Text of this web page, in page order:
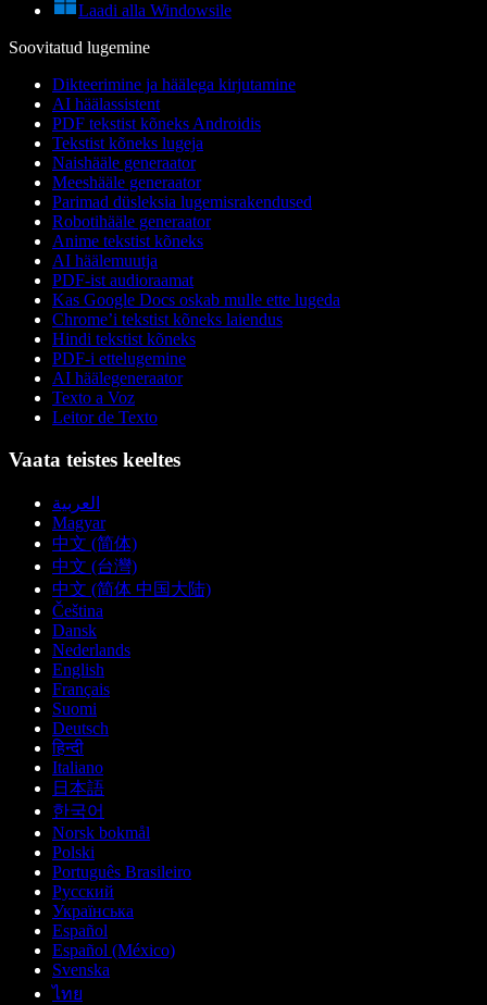
Laadi alla Windowsile
Soovitatud lugemine
Dikteerimine ja häälega kirjutamine
AI häälassistent
PDF tekstist kõneks Androidis
Tekstist kõneks lugeja
Naishääle generaator
Meeshääle generaator
Parimad düsleksia lugemisrakendused
Robotihääle generaator
Anime tekstist kõneks
AI häälemuutja
PDF-ist audioraamat
Kas Google Docs oskab mulle ette lugeda
Chrome’i tekstist kõneks laiendus
Hindi tekstist kõneks
PDF-i ettelugemine
AI häälegeneraator
Texto a Voz
Leitor de Texto
Vaata teistes keeltes
العربية
Magyar
中文 (简体)
中文 (台灣)
中文 (简体 中国大陆)
Čeština
Dansk
Nederlands
English
Français
Suomi
Deutsch
हिन्दी
Italiano
日本語
한국어
Norsk bokmål
Polski
Português Brasileiro
Русский
Українська
Español
Español (México)
Svenska
ไทย